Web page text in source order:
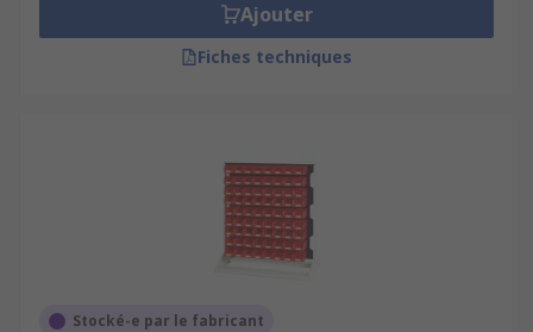
Ajouter
Fiches techniques
Stocké-e par le fabricant